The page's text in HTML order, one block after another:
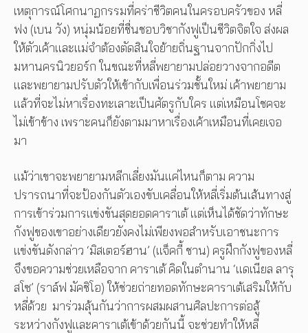
เหตุการณ์โศกนาฏกรรมที่คร่าชีวิตคนในครอบครัวของ หลี่
ฟง (เบน วัง) หนุ่มน้อยที่ชื่นชอบวิชากังฟูเป็นชีวิตจิตใจ ส่งผล
ให้ตัวเค้าและแม่จำต้องตัดสินใจย้ายถิ่นฐานจากปักกิ่งไป
มหานครนิวยอร์ก ในขณะที่หลี่พยายามปล่อยวางจากอดีต
และพยายามปรับตัวให้เข้ากับเพื่อนร่วมชั้นใหม่ เค้าพยายาม
แล้วที่จะไม่หาเรื่องทะเลาะเป็นศัตรูกับใคร แต่เหมือนโชคจะ
ไม่เข้าข้าง เพราะคนก็ยังตามมาหาเรื่องเค้าเหมือนที่เคยเจอ
มา
แม้ว่าเขาจะพยายามหลีกเลี่ยงมันแค่ไหนก็ตาม ความ
ปรารถนาที่จะป้องกันตัวเองขับเคลื่อนให้หลี่เริ่มต้นเส้นทางสู่
การเข้าร่วมการแข่งขันสุดยอดคาราเต้ แต่เห็นได้ชัดว่าทักษะ
กังฟูของเขาอย่างเดียวยังคงไม่เพียงพอสำหรับเอาชนะการ
แข่งขันดังกล่าว ‘มิสเตอร์ฮาน’ (แจ็คกี้ ชาน) ครูฝึกกังฟูของหลี่
จึงขอความช่วยเหลือจาก คาราเต้ คิดในตำนาน ‘แดเนียล ลารุ
สโซ’ (ราล์ฟ มัคชิโอ) ให้ช่วยถ่ายทอดทักษะคาราเต้เสริมให้กับ
หลี่ด้วย มาร่วมลุ้นกันว่าการผสมผสานศิลปะการต่อสู้
ระหว่างกังฟูและคาราเต้เข้าด้วยกันนี้ จะช่วยทำให้หลี่